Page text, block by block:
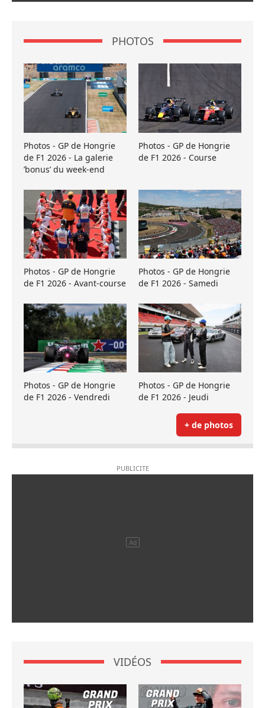
PHOTOS
Photos - GP de Hongrie
de F1 2026 - La galerie
’bonus’ du week-end
Photos - GP de Hongrie
de F1 2026 - Course
Photos - GP de Hongrie
de F1 2026 - Avant-course
Photos - GP de Hongrie
de F1 2026 - Samedi
Photos - GP de Hongrie
de F1 2026 - Vendredi
Photos - GP de Hongrie
de F1 2026 - Jeudi
+ de photos
VIDÉOS